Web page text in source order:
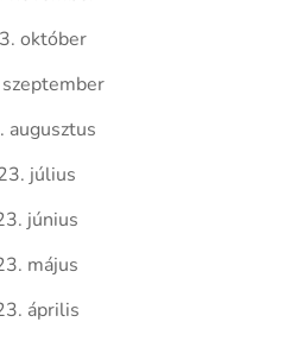
október
augusztus
július
június
május
április